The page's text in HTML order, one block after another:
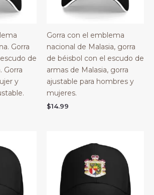
Gorra
de
Gorra
y
Gorra con el emblema
nacional de Malasia, gorra
de béisbol con el escudo de
armas de Malasia, gorra
ajustable para hombres y
mujeres.
$14.99